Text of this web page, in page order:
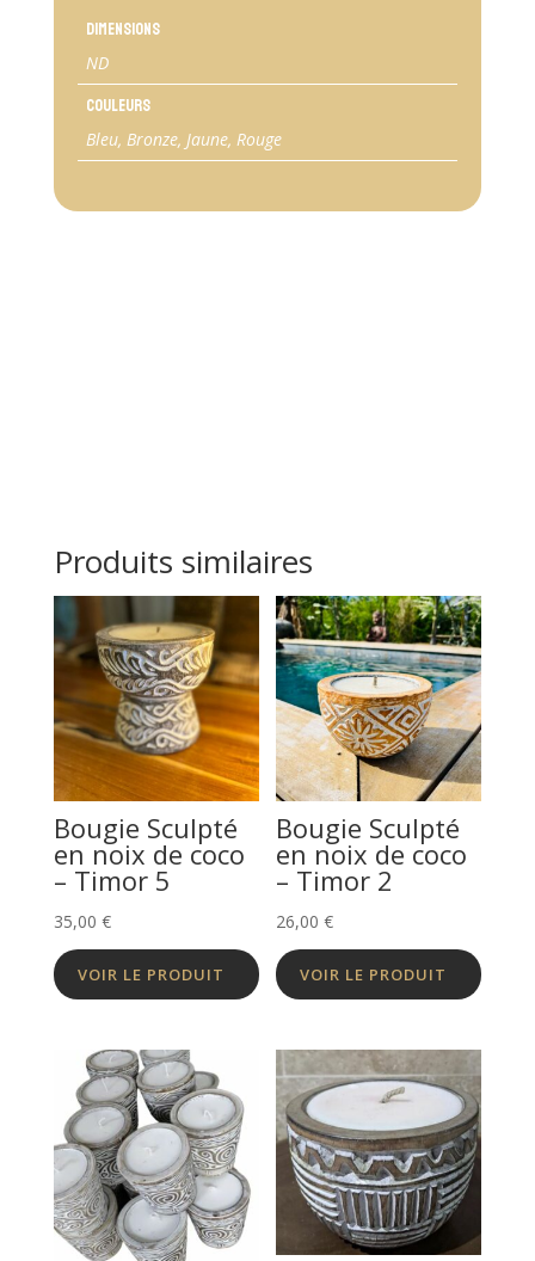
Dimensions
ND
Couleurs
Bleu, Bronze, Jaune, Rouge
Produits similaires
Bougie Sculpté
en noix de coco
– Timor 5
35,00 €
VOIR LE PRODUIT
Bougie Sculpté
en noix de coco
– Timor 2
26,00€
VOIR LE PRODUIT